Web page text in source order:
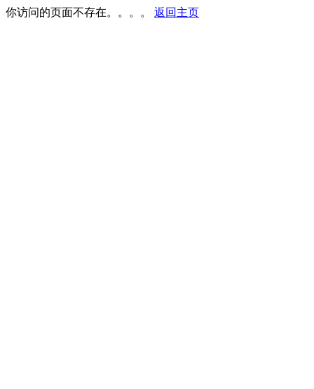
你访问的页面不存在。。。。 返回主页